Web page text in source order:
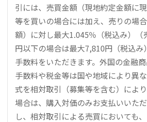
引には、売買金額（現地約定金額に
等を買いの場合には加え、売りの場
額）に対し最大1.045％（税込み）（
円以下の場合は最大7,810円（税込み
手数料をいただきます。外国の金融
手数料や税金等は国や地域により異
式を相対取引（募集等を含む）によ
場合は、購入対価のみお支払いいた
し、相対取引による売買においても